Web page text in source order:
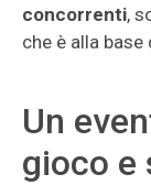
concorrenti,
che è alla
Un
gioco e